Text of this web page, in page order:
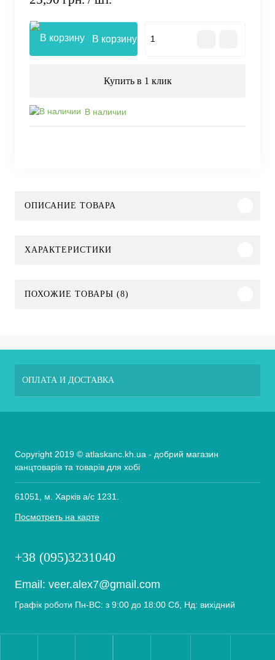
В корзину
Купить в 1 клик
В наличии
ОПИСАНИЕ ТОВАРА
ХАРАКТЕРИСТИКИ
ПОХОЖИЕ ТОВАРЫ (8)
ОПЛАТА И ДОСТАВКА
Copyright 2019 © atlaskanc.kh.ua - добрий магазин
канцтоварів та товарів для хобі
61051, м. Харків а/с 1231.
Посмотреть на карте
+38 (095)3231040
Email: veer.alex7@gmail.com
Графік роботи Пн-ВС: з 9:00 до 18:00 Сб, Нд: вихідний